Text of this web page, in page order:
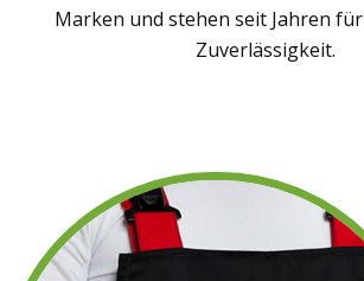
Marken und stehen seit Jahren
Zuverlässigkeit.